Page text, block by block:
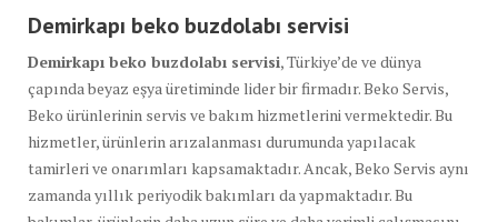
Demirkapı beko buzdolabı servisi
Demirkapı beko buzdolabı servisi, Türkiye’de ve dünya
çapında beyaz eşya üretiminde lider bir firmadır. Beko Servis,
Beko ürünlerinin servis ve bakım hizmetlerini vermektedir. Bu
hizmetler, ürünlerin arızalanması durumunda yapılacak
tamirleri ve onarımları kapsamaktadır. Ancak, Beko Servis aynı
zamanda yıllık periyodik bakımları da yapmaktadır. Bu